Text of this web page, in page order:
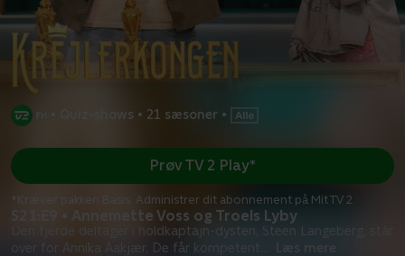
Quiz-shows • 21 sæsoner •
S21:E9 • Annemette Voss og Troels Lyby
Den fjerde deltager i holdkaptajn-dysten, Steen Langeberg, står
over for Annika Aakjær. De får kompetent
Læs mere
Prøv TV 2 Play*
*Kræver pakken Basis. Administrer dit abonnement på Mit TV 2.